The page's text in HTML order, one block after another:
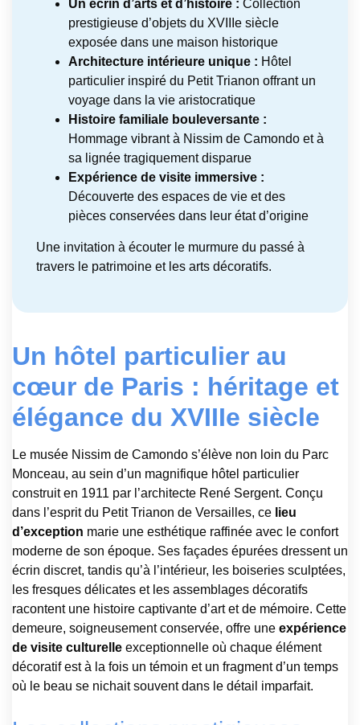
Un écrin d’arts et d’histoire : Collection
prestigieuse d’objets du XVIIIe siècle
exposée dans une maison historique
Architecture intérieure unique : Hôtel
particulier inspiré du Petit Trianon offrant un
voyage dans la vie aristocratique
Histoire familiale bouleversante :
Hommage vibrant à Nissim de Camondo et à
sa lignée tragiquement disparue
Expérience de visite immersive :
Découverte des espaces de vie et des
pièces conservées dans leur état d’origine
Une invitation à écouter le murmure du passé à
travers le patrimoine et les arts décoratifs.
Un hôtel particulier au
cœur de Paris : héritage et
élégance du XVIIIe siècle
Le musée Nissim de Camondo s’élève non loin du Parc
Monceau, au sein d’un magnifique hôtel particulier
construit en 1911 par l’architecte René Sergent. Conçu
dans l’esprit du Petit Trianon de Versailles, ce lieu
d’exception marie une esthétique raffinée avec le confort
moderne de son époque. Ses façades épurées dressent un
écrin discret, tandis qu’à l’intérieur, les boiseries sculptées,
les fresques délicates et les assemblages décoratifs
racontent une histoire captivante d’art et de mémoire. Cette
demeure, soigneusement conservée, offre une expérience
de visite culturelle exceptionnelle où chaque élément
décoratif est à la fois un témoin et un fragment d’un temps
où le beau se nichait souvent dans le détail imparfait.